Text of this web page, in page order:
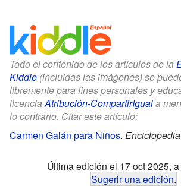
Todo el contenido de los artículos de la
Kiddle (incluidas las imágenes) se
libremente para fines personales y
licenciaAtribución-CompartirIguala
lo contrario. Citar este artículo:
Carmen Galán para Niños.
Última edición el 17 oct 2025,
Sugerir una edición.